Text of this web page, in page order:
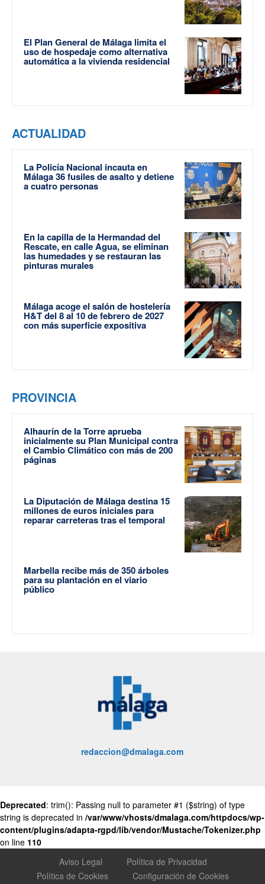
El Plan General de Málaga limita el
uso de hospedaje como alternativa
automática a la vivienda residencial
ACTUALIDAD
La Policía Nacional incauta en
Málaga 36 fusiles de asalto y detiene
a cuatro personas
En la capilla de la Hermandad del
Rescate, en calle Agua, se eliminan
las humedades y se restauran las
pinturas murales
Málaga acoge el salón de hostelería
H&T del 8 al 10 de febrero de 2027
con más superficie expositiva
PROVINCIA
Alhaurín de la Torre aprueba
inicialmente su Plan Municipal contra
el Cambio Climático con más de 200
páginas
La Diputación de Málaga destina 15
millones de euros iniciales para
reparar carreteras tras el temporal
Marbella recibe más de 350 árboles
para su plantación en el viario
público
redaccion@dmalaga.com
Deprecated: trim(): Passing null to parameter #1 ($string) of type
string is deprecated in /var/www/vhosts/dmalaga.com/httpdocs/wp-
content/plugins/adapta-rgpd/lib/vendor/Mustache/Tokenizer.php
on line 110
Aviso Legal
Política de Privacidad
Política de Cookies
Configuración de Cookies